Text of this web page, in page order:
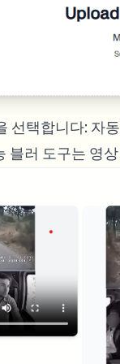
선택합니다: 자
블러 도구는 영